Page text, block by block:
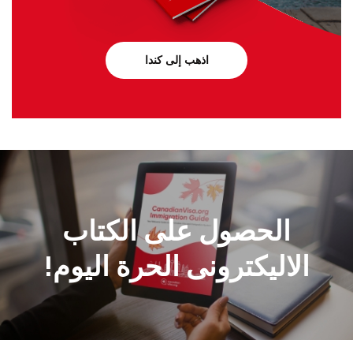
اذهب إلى كندا
الحصول على الكتاب
الاليكترونى الحرة اليوم!